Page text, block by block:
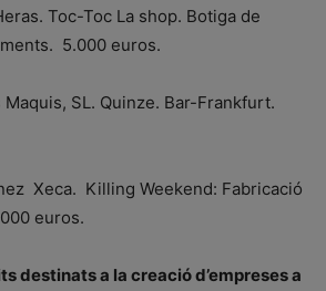
Toc-Toc La shop. Botiga de
5.000 euros.
SL. Quinze. Bar-Frankfurt.
Xeca. Killing Weekend: Fabricació
euros.
destinats a la creació d’empreses a